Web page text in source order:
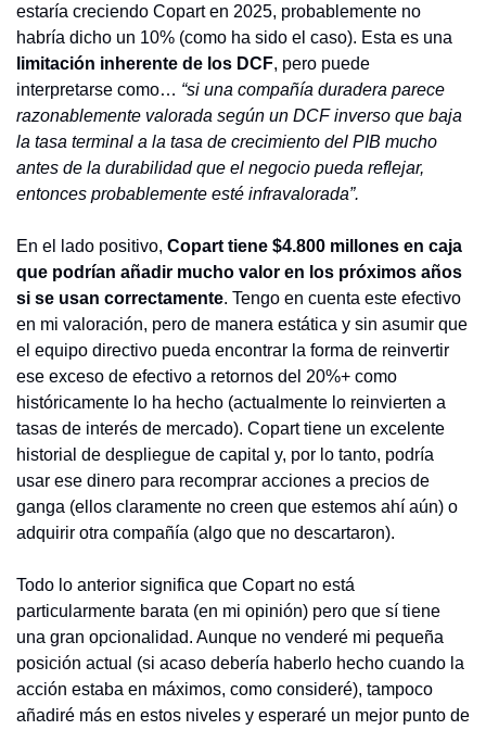
estaría creciendo Copart en 2025, probablemente no
limitación inherente de los DCF, pero puede
interpretarse como… “si una compañía duradera parece
razonablemente valorada según un DCF inverso que baja
la tasa terminal a la tasa de crecimiento del PIB mucho
antes de la durabilidad que el negocio pueda reflejar,
entonces probablemente esté infravalorada”.
En el lado positivo, Copart tiene $4.800 millones en caja
que podrían añadir mucho valor en los próximos años
si se usan correctamente. Tengo en cuenta este efectivo
en mi valoración, pero de manera estática y sin asumir que
el equipo directivo pueda encontrar la forma de reinvertir
ese exceso de efectivo a retornos del 20%+ como
históricamente lo ha hecho (actualmente lo reinvierten a
tasas de interés de mercado). Copart tiene un excelente
historial de despliegue de capital y, por lo tanto, podría
usar ese dinero para recomprar acciones a precios de
ganga (ellos claramente no creen que estemos ahí aún) o
adquirir otra compañía (algo que no descartaron).
Todo lo anterior significa que Copart no está
particularmente barata (en mi opinión) pero que sí tiene
una gran opcionalidad. Aunque no venderé mi pequeña
posición actual (si acaso debería haberlo hecho cuando la
acción estaba en máximos, como consideré), tampoco
añadiré más en estos niveles y esperaré un mejor punto de